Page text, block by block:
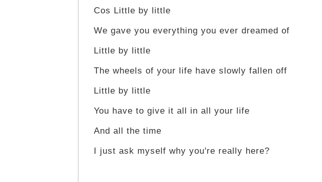
Cos Little by little
We gave you everything you ever dreamed of
Little by little
The wheels of your life have slowly fallen off
Little by little
You have to give it all in all your life
And all the time
I just ask myself why you're really here?